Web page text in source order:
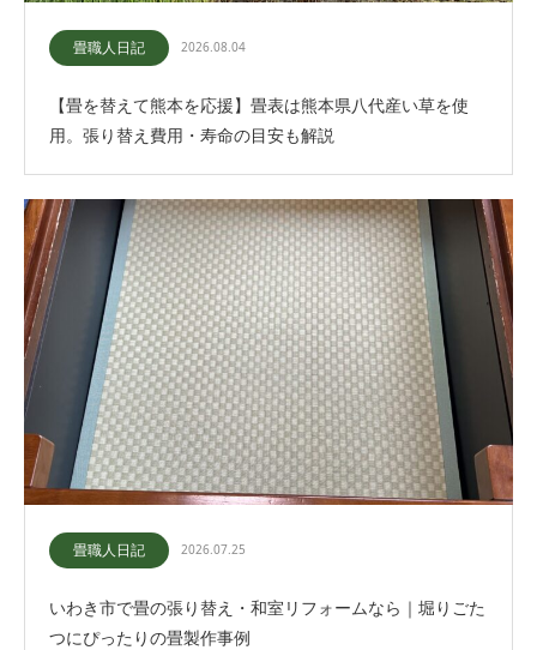
畳職人日記 2026.08.04
【畳を替えて熊本を応援】畳表は熊本県八代産い草を使
用。張り替え費用・寿命の目安も解説
畳職人日記 2026.07.25
いわき市で畳の張り替え・和室リフォームなら｜堀りごた
つにぴったりの畳製作事例